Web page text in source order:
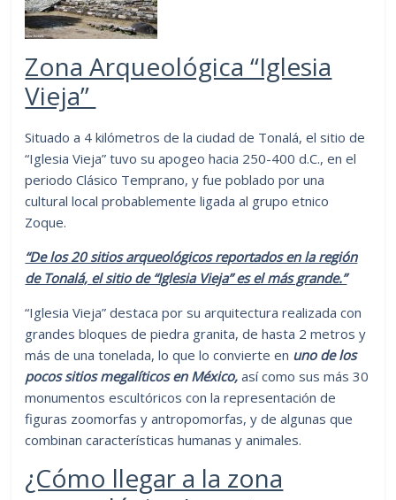
Zona Arqueológica “Iglesia
Vieja”
Situado a 4 kilómetros de la ciudad de Tonalá, el sitio de
“Iglesia Vieja” tuvo su apogeo hacia 250-400 d.C., en el
periodo Clásico Temprano, y fue poblado por una
cultural local probablemente ligada al grupo etnico
Zoque.
“De los 20 sitios arqueológicos reportados en la región
de Tonalá, el sitio de “Iglesia Vieja” es el más grande.”
“Iglesia Vieja” destaca por su arquitectura realizada con
grandes bloques de piedra granita, de hasta 2 metros y
más de una tonelada, lo que lo convierte en uno de los
pocos sitios megalíticos en México, así como sus más 30
monumentos escultóricos con la representación de
figuras zoomorfas y antropomorfas, y de algunas que
combinan características humanas y animales.
¿Cómo llegar a la zona